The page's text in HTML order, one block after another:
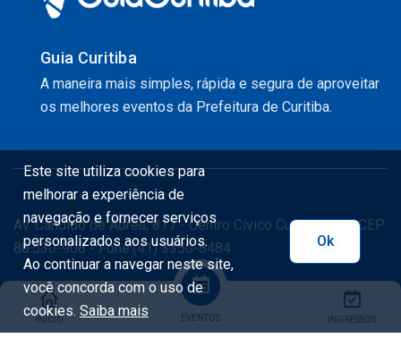
INÍCIO EVENTOS INGRESSOS
Este site utiliza cookies para
melhorar a experiência de
navegação e fornecer serviços
personalizados aos usuários.
Ao continuar a navegar neste site,
você concorda com o uso de
cookies. Saiba mais
Ok
Guia Curitiba
A maneira mais simples, rápida e segura de aproveitar
os melhores eventos da Prefeitura de Curitiba.
Av. Cândido de Abreu, 817 - Centro Cívico Curitiba - PR CEP:
80.530-908 - Fone:(41) 3350-8484